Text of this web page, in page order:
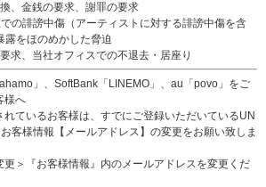
、金銭の要求、謝罪の要求
の誹謗中傷（アーティストに対する誹謗中傷を含
をほのめかした脅迫
求、当社オフィスでの不退去・居座り
」、SoftBank「LINEMO」、au「povo」をご
様へ
ているお客様は、すでにご登録いただいているUN
客様情報【メールアドレス】の変更をお願い致しま
＞『お客様情報』内のメールアドレスを変更くだ